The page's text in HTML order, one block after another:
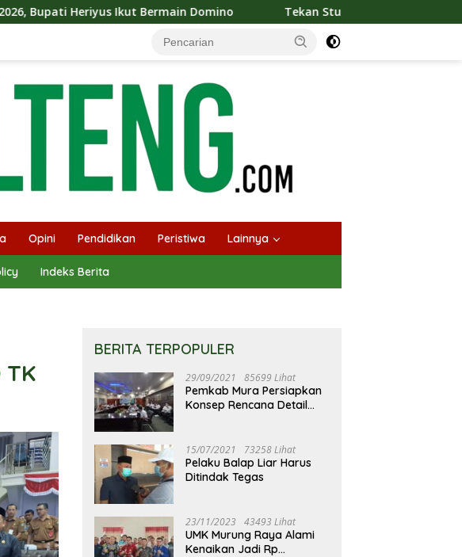
Ikut Bermain Domino Tekan Stunting, Heriyus Ajak Masyarakat Cegah
Opini Pendidikan Peristiwa Lainnya
Indeks Berita
TK
BERITA TERPOPULER
29/09/2021 85699 Lihat
Pemkab Mura Persiapkan
Konsep Rencana Detail
15/07/2021 73258 Lihat
Pelaku Balap Liar Harus
Ditindak Tegas
23/11/2023 43493 Lihat
UMK Murung Raya Alami
Kenaikan Jadi Rp